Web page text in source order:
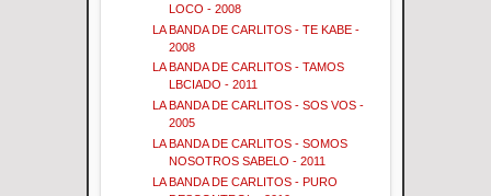
LOCO - 2008
LA BANDA DE CARLITOS - TE KABE -
2008
LA BANDA DE CARLITOS - TAMOS
LBCIADO - 2011
LA BANDA DE CARLITOS - SOS VOS -
2005
LA BANDA DE CARLITOS - SOMOS
NOSOTROS SABELO - 2011
LA BANDA DE CARLITOS - PURO